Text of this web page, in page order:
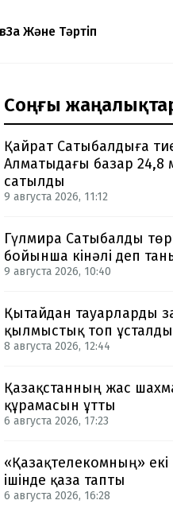
Заң Және Тәртіп
Соңғы
Қайрат Сатыбалдыға
Алматыдағы базар 24,8
сатылды
9 августа 2026, 11:12
Гүлмира Сатыбалды
бойынша кінәлі деп
9 августа 2026, 10:40
Қытайдан тауарларды
қылмыстық топ ұсталды
8 августа 2026, 12:44
Қазақстанның жас
құрамасын ұтты
6 августа 2026, 17:23
«Қазақтелекомның» екі
ішінде қаза тапты
6 августа 2026, 16:28